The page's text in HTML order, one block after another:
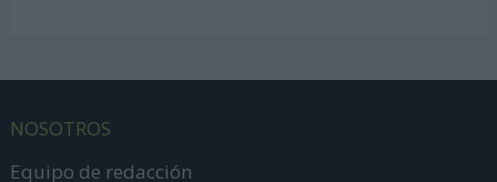
NOSOTROS
Equipo de redacción